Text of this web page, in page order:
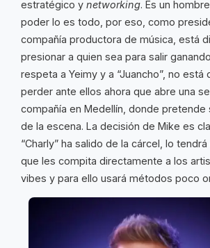
estratégico y networking. Es un
poder lo es todo, por eso, como
compañía productora de música, está
presionar a quien sea para salir
respeta a Yeimy y a “Juancho”, no está
perder ante ellos ahora que abre una
compañía en Medellín, donde pretende
de la escena. La decisión de Mike es
“Charly” ha salido de la cárcel, lo
que les compita directamente a los
vibes y para ello usará métodos poco